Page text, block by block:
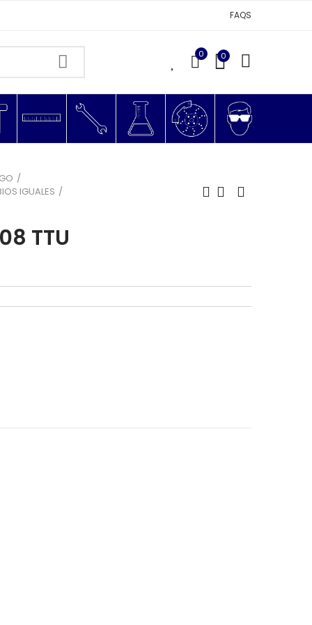
FAQS
0 0
IGUALES
TTU